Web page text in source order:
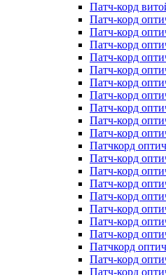
Патч-корд
Патч-корд
Патч-корд
Патч-корд
Патч-корд
Патч-корд
Патч-корд
Патч-корд
Патч-корд
Патч-корд
Патч-корд
Патчкорд
Патч-корд
Патч-корд
Патч-корд
Патч-корд
Патч-корд
Патч-корд
Патч-корд
Патчкорд
Патч-корд
Патч-корд